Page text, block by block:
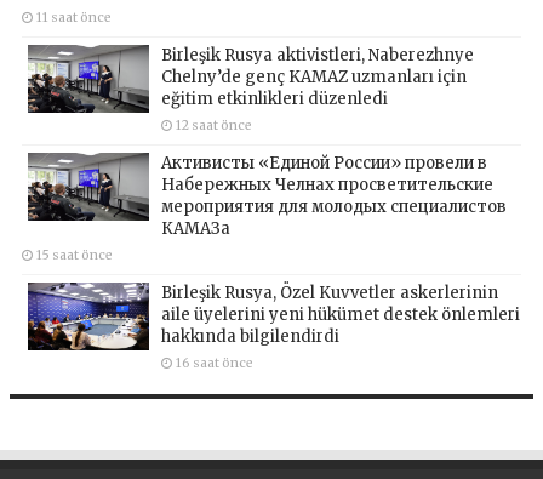
11 saat önce
Birleşik Rusya aktivistleri, Naberezhnye
Chelny’de genç KAMAZ uzmanları için
eğitim etkinlikleri düzenledi
12 saat önce
Активисты «Единой России» провели в
Набережных Челнах просветительские
мероприятия для молодых специалистов
КАМАЗа
15 saat önce
Birleşik Rusya, Özel Kuvvetler askerlerinin
aile üyelerini yeni hükümet destek önlemleri
hakkında bilgilendirdi
16 saat önce